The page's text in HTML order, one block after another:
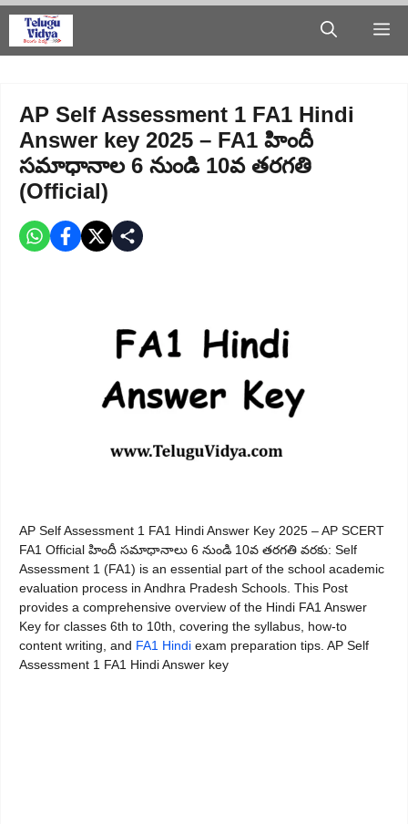
Skip
AP Self Assessment 1 FA1 Hindi
Answer key 2025 – FA1 హిందీ
సమాధానాల 6 నుండి 10వ తరగతి
(Official)
AP Self Assessment 1 FA1 Hindi Answer Key 2025 – AP SCERT
FA1 Official హిందీ సమాధానాలు 6 నుండి 10వ తరగతి వరకు: Self
Assessment 1 (FA1) is an essential part of the school academic
evaluation process in Andhra Pradesh Schools. This Post
provides a comprehensive overview of the Hindi FA1 Answer
Key for classes 6th to 10th, covering the syllabus, how-to
content writing, and FA1 Hindi exam preparation tips. AP Self
Assessment 1 FA1 Hindi Answer key